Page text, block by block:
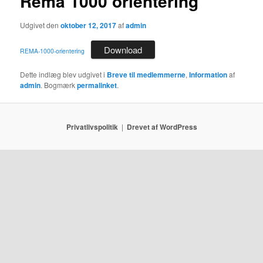
Udgivet denoktober 12, 2017afadmin
REMA-1000-orientering Download
Dette indlæg blev udgivet i Breve til medlemmerne,Informationaf
admin. Bogmærkpermalinket.
Privatlivspolitik Drevet af WordPress